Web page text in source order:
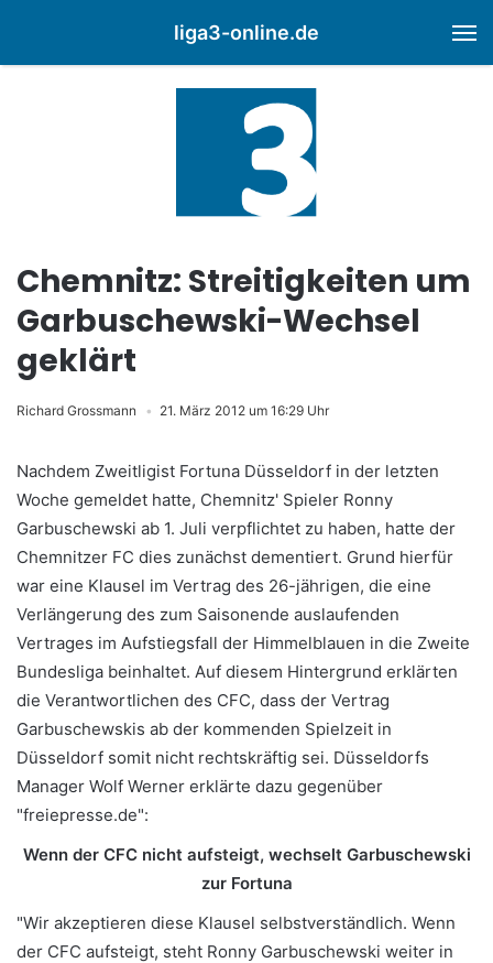
liga3-online.de
Chemnitz: Streitigkeiten um
Garbuschewski-Wechsel
geklärt
Richard Grossmann 21. März 2012 um 16:29 Uhr
Nachdem Zweitligist Fortuna Düsseldorf in der letzten
Woche gemeldet hatte, Chemnitz' Spieler Ronny
Garbuschewski ab 1. Juli verpflichtet zu haben, hatte der
Chemnitzer FC dies zunächst dementiert. Grund hierfür
war eine Klausel im Vertrag des 26-jährigen, die eine
Verlängerung des zum Saisonende auslaufenden
Vertrages im Aufstiegsfall der Himmelblauen in die Zweite
Bundesliga beinhaltet. Auf diesem Hintergrund erklärten
die Verantwortlichen des CFC, dass der Vertrag
Garbuschewskis ab der kommenden Spielzeit in
Düsseldorf somit nicht rechtskräftig sei. Düsseldorfs
Manager Wolf Werner erklärte dazu gegenüber
"freiepresse.de":
Wenn der CFC nicht aufsteigt, wechselt Garbuschewski
zur Fortuna
"Wir akzeptieren diese Klausel selbstverständlich. Wenn
der CFC aufsteigt, steht Ronny Garbuschewski weiter in